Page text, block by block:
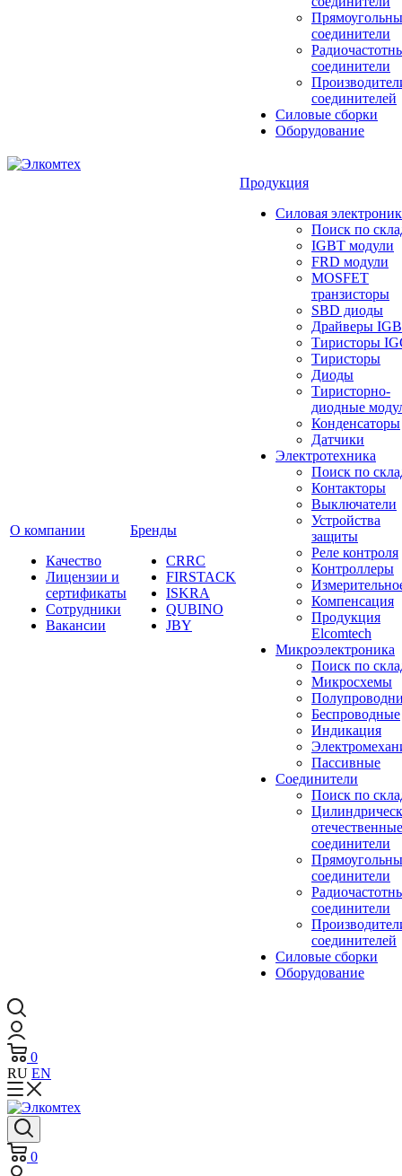
соединители
соединители
соединителей
Силовые сборки
Оборудование
О компании
Качество
Лицензии и
сертификаты
Сотрудники
Вакансии
Бренды
CRRC
FIRSTACK
ISKRA
QUBINO
JBY
Продукция
Силовая
Поиск по
IGBT модули
FRD модули
MOSFET
транзисторы
SBD диоды
Драйверы
Тиристоры
Тиристоры
Диоды
Тиристорно-
диодные
Конденсаторы
Датчики
Электротехника
Поиск по
Контакторы
Выключатели
Устройства
защиты
Реле контроля
Контроллеры
Компенсация
Продукция
Elcomtech
Микроэлектроника
Поиск по
Микросхемы
Беспроводные
Индикация
Пассивные
Cоединители
Поиск по
отечественные
соединители
соединители
соединители
соединителей
Силовые сборки
Оборудование
0
RU EN
0